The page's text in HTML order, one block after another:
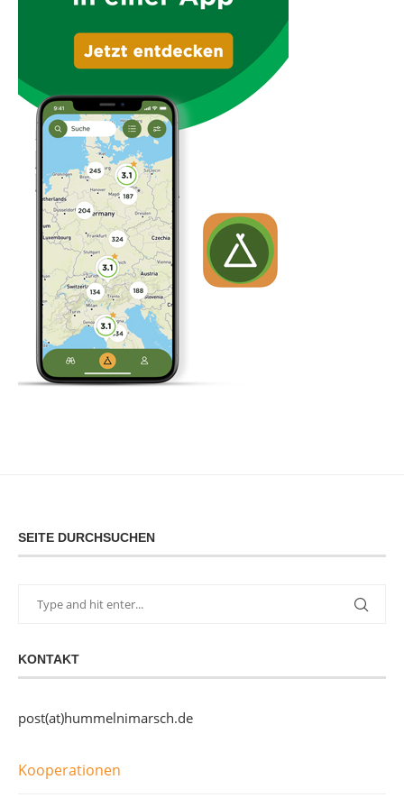
SEITE DURCHSUCHEN
KONTAKT
post(at)hummelnimarsch.de
Kooperationen